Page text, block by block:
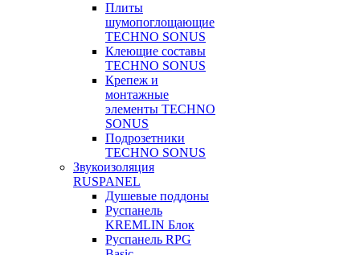
Плиты
шумопоглощающие
TECHNO SONUS
Клеющие составы
TECHNO SONUS
Крепеж и
монтажные
элементы TECHNO
SONUS
Подрозетники
TECHNO SONUS
Звукоизоляция
RUSPANEL
Душевые поддоны
Руспанель
KREMLIN Блок
Руспанель RPG